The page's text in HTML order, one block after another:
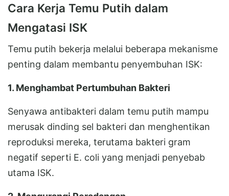
Cara Kerja Temu Putih dalam
Mengatasi ISK
Temu putih bekerja melalui beberapa mekanisme
penting dalam membantu penyembuhan ISK:
1. Menghambat Pertumbuhan Bakteri
Senyawa antibakteri dalam temu putih mampu
merusak dinding sel bakteri dan menghentikan
reproduksi mereka, terutama bakteri gram
negatif seperti E. coli yang menjadi penyebab
utama ISK.